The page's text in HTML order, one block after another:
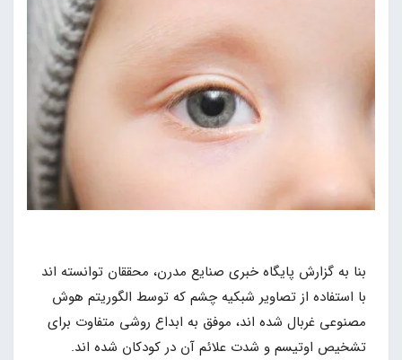
بنا به گزارش پایگاه خبری صنایع مدرن، محققان توانسته اند
با استفاده از تصاویر شبکیه چشم که توسط الگوریتم هوش
مصنوعی غربال شده اند، موفق به ابداع روشی متفاوت برای
تشخیص اوتیسم و شدت علائم آن در کودکان شده اند.